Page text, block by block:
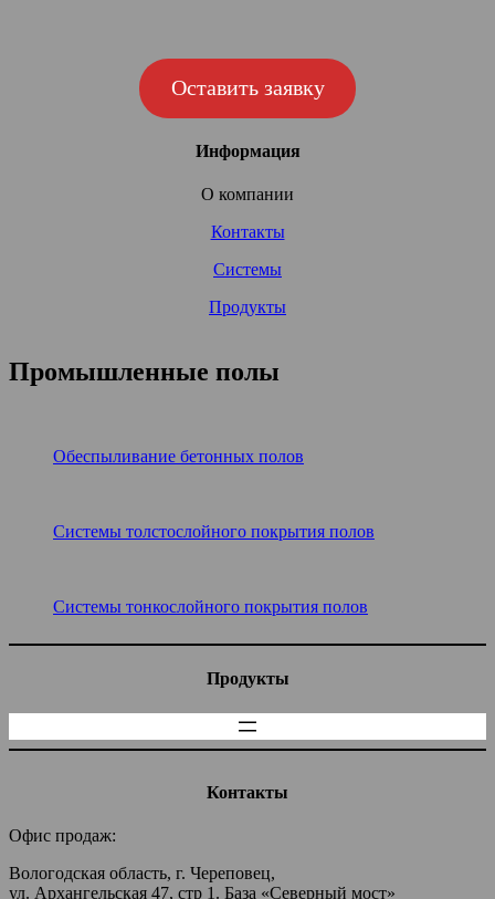
Оставить заявку
Информация
О компании
Контакты
Системы
Продукты
Промышленные полы
Обеспыливание бетонных полов
Системы толстослойного покрытия полов
Системы тонкослойного покрытия полов
Продукты
Контакты
Офис продаж:
Вологодская область, г. Череповец,
ул. Архангельская 47, стр 1. База «Северный мост»